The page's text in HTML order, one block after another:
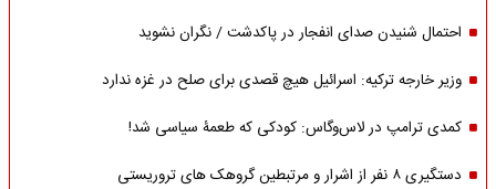
احتمال شنیدن صدای انفجار در پاکدشت / نگران نشوید
وزیر خارجه ترکیه: اسرائیل هیچ قصدی برای صلح در غزه ندارد
کمدی ترامپ در لاس‌وگاس: کودکی که طعمۀ سیاسی شد!
دستگیری ۸ نفر از اشرار و مرتبطین گروهک های تروریستی